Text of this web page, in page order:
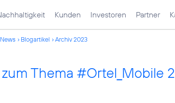
Kunden Investoren Partner
Blogartikel Archiv 2023
Thema #Ortel_Mobile